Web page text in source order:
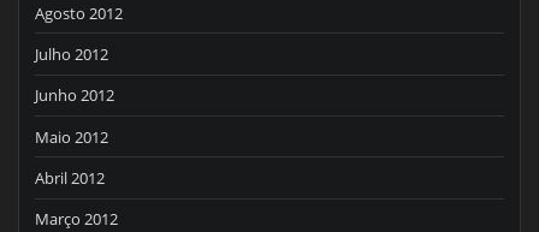
Agosto 2012
Julho 2012
Junho 2012
Maio 2012
Abril 2012
Março 2012